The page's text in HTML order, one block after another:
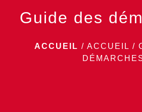
Guide des
ACCUEIL / ACCUEIL /